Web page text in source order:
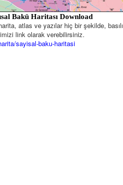
Bakü Haritası Download
atlas ve yazılar hiç bir şekilde,
link olarak verebilirsiniz.
sayisal-baku-haritasi